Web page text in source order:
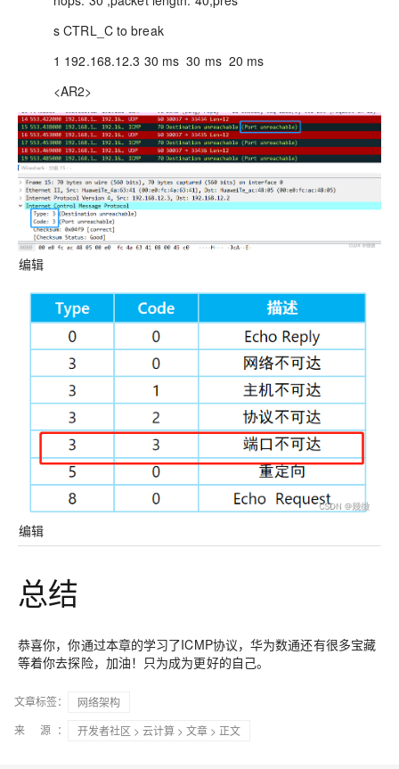
s CTRL_C to break
1 192.168.12.3 30 ms 30 ms 20 ms
<AR2>
编辑
编辑
总结
恭喜你，你通过本章的学习了ICMP协议，华为数通还有很多宝藏
等着你去探险，加油！只为成为更好的自己。
文章标签：
网络架构
来 源：
开发者社区 > 云计算 > 文章 > 正文